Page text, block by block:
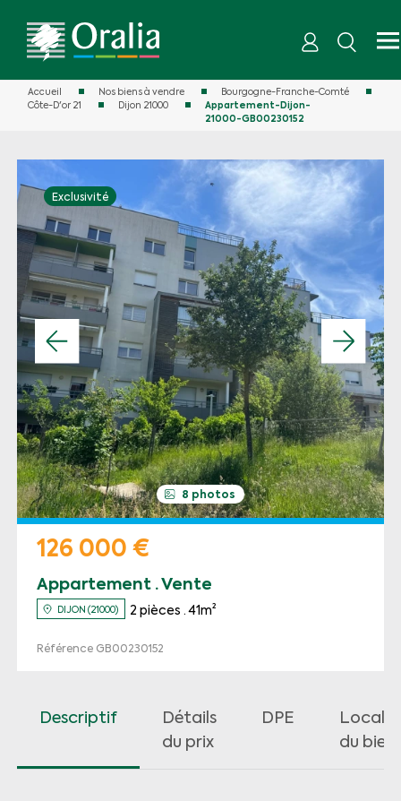
Accueil Nos biens à vendre
Bourgogne-Franche-Comté
Côte-D'or 21
Dijon 21000
Appartement-Dijon-
21000-GB00230152
Exclusivité
8 photos
Appartement · Vente
DIJON (21000) 2 pièces · 41m²
126 000 €
Référence GB00230152
Descriptif
Détails
du prix
DPE
du bien